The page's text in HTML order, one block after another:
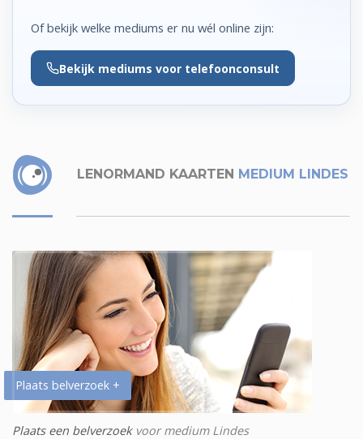
Of bekijk welke mediums er nu wél online zijn:
Bekijk mediums voor telefoonconsult
LENORMAND KAARTEN MEDIUM LINDES
Plaats belverzoek +
Plaats een belverzoekvoor medium Lindes